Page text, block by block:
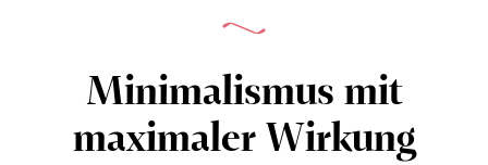
Minimalismus mit
maximaler Wirkung